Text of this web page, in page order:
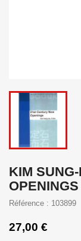
KIM
Référence : 103899
27,00 €